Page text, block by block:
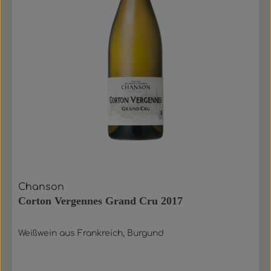
Chanson
Corton Vergennes Grand Cru 2017
Weißwein aus Frankreich, Burgund